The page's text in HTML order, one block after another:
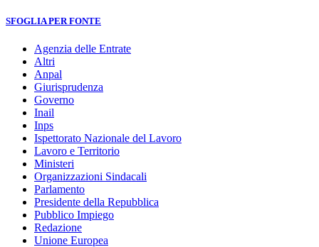
SFOGLIA PER FONTE
Agenzia delle Entrate
Altri
Anpal
Giurisprudenza
Governo
Inail
Inps
Ispettorato Nazionale del Lavoro
Lavoro e Territorio
Ministeri
Organizzazioni Sindacali
Parlamento
Presidente della Repubblica
Pubblico Impiego
Redazione
Unione Europea